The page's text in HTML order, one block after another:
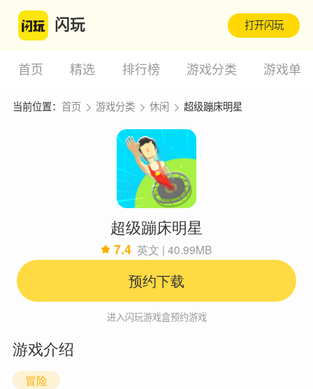
闪玩 打开闪玩
首页 精选 排行榜 游戏分类 游戏单
当前位置： 首页 游戏分类 休闲 超级蹦床明星
超级蹦床明星
7.4 英文 | 40.99MB
预约下载
进入闪玩游戏盒预约游戏
游戏介绍
冒险